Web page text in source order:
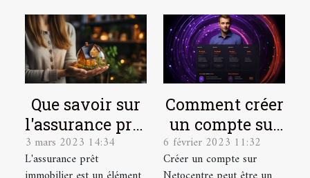
Que savoir sur
l'assurance prêt
immobilier ?
3 mars 2023 14:34
L'assurance prêt
Comment créer
un compte sur
Netocentre ?
6 février 2023 11:32
Créer un compte sur